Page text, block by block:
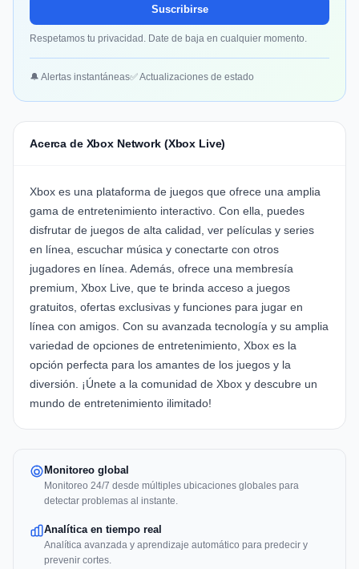
Suscribirse
Respetamos tu privacidad. Date de baja en cualquier momento.
🔔 Alertas instantáneas✅ Actualizaciones de estado
Acerca de Xbox Network (Xbox Live)
Xbox es una plataforma de juegos que ofrece una amplia
gama de entretenimiento interactivo. Con ella, puedes
disfrutar de juegos de alta calidad, ver películas y series
en línea, escuchar música y conectarte con otros
jugadores en línea. Además, ofrece una membresía
premium, Xbox Live, que te brinda acceso a juegos
gratuitos, ofertas exclusivas y funciones para jugar en
línea con amigos. Con su avanzada tecnología y su amplia
variedad de opciones de entretenimiento, Xbox es la
opción perfecta para los amantes de los juegos y la
diversión. ¡Únete a la comunidad de Xbox y descubre un
mundo de entretenimiento ilimitado!
Monitoreo global
Monitoreo 24/7 desde múltiples ubicaciones globales para
detectar problemas al instante.
Analítica en tiempo real
Analítica avanzada y aprendizaje automático para predecir y
prevenir cortes.